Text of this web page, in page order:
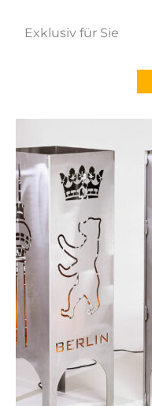
Exklusiv für Sie